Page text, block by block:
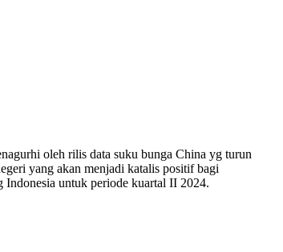
oleh rilis data suku bunga China yg turun
yang akan menjadi katalis positif bagi
Indonesia untuk periode kuartal II 2024.